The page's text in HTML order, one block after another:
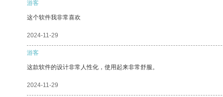
游客
这个软件我非常喜欢
2024-11-29
游客
这款软件的设计非常人性化，使用起来非常舒服。
2024-11-29